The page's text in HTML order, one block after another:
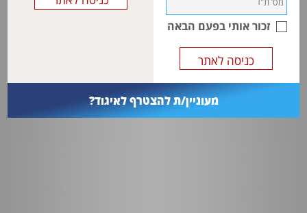
זכור אותי בפעם הבאה
מעוניין/ת להצטרף לאיגוד?